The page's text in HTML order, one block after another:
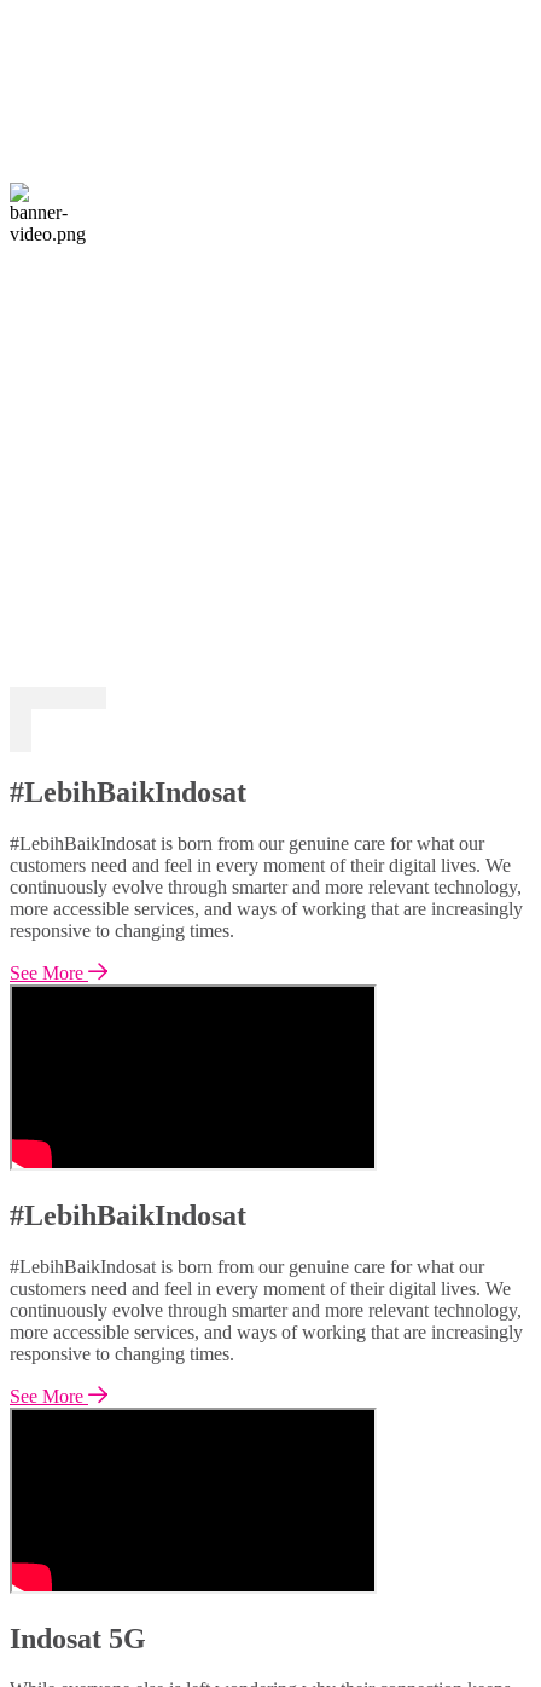
#LebihBaikIndosat
#LebihBaikIndosat is born from our genuine care for what our
customers need and feel in every moment of their digital lives. We
continuously evolve through smarter and more relevant technology,
more accessible services, and ways of working that are increasingly
responsive to changing times.
See More
#LebihBaikIndosat
#LebihBaikIndosat is born from our genuine care for what our
customers need and feel in every moment of their digital lives. We
continuously evolve through smarter and more relevant technology,
more accessible services, and ways of working that are increasingly
responsive to changing times.
See More
Indosat 5G